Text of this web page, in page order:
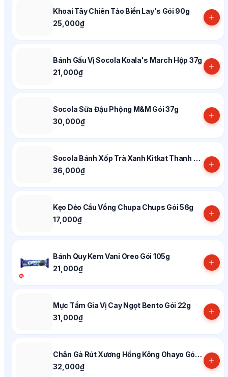
Khoai Tây Chiên Tảo Biển Lay's Gói 90g
25,000₫
Bánh Gấu Vị Socola Koala's March Hộp 37g
21,000₫
Socola Sữa Đậu Phộng M&M Gói 37g
30,000₫
Socola Bánh Xốp Trà Xanh Kitkat Thanh 35g
36,000₫
Kẹo Dẻo Cầu Vồng Chupa Chups Gói 56g
17,000₫
Bánh Quy Kem Vani Oreo Gói 105g
21,000₫
Mực Tẩm Gia Vị Cay Ngọt Bento Gói 22g
31,000₫
Chân Gà Rút Xương Hồng Kông Ohayo Gói 60g
32,000₫